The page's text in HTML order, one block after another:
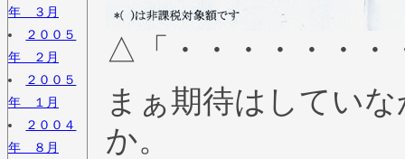
年 ３月
２００５
年 ２月
２００５
年 １月
２００４
年 ８月
△「・・・・・・・
まぁ期待はしてい
か。